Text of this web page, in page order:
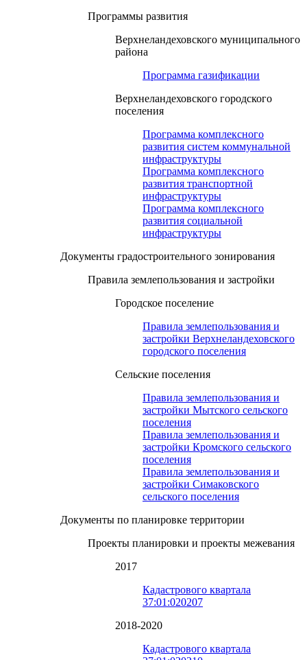
Программы развития
Верхнеландеховского муниципального
района
Программа газификации
Верхнеландеховского городского
поселения
Программа комплексного
развития систем коммунальной
инфраструктуры
Программа комплексного
развития транспортной
инфраструктуры
Программа комплексного
развития социальной
инфраструктуры
Документы градостроительного зонирования
Правила землепользования и застройки
Городское поселение
Правила землепользования и
застройки Верхнеландеховского
городского поселения
Сельские поселения
Правила землепользования и
застройки Мытского сельского
поселения
Правила землепользования и
застройки Кромского сельского
поселения
Правила землепользования и
застройки Симаковского
сельского поселения
Документы по планировке территории
Проекты планировки и проекты межевания
2017
Кадастрового квартала
37:01:020207
2018-2020
Кадастрового квартала